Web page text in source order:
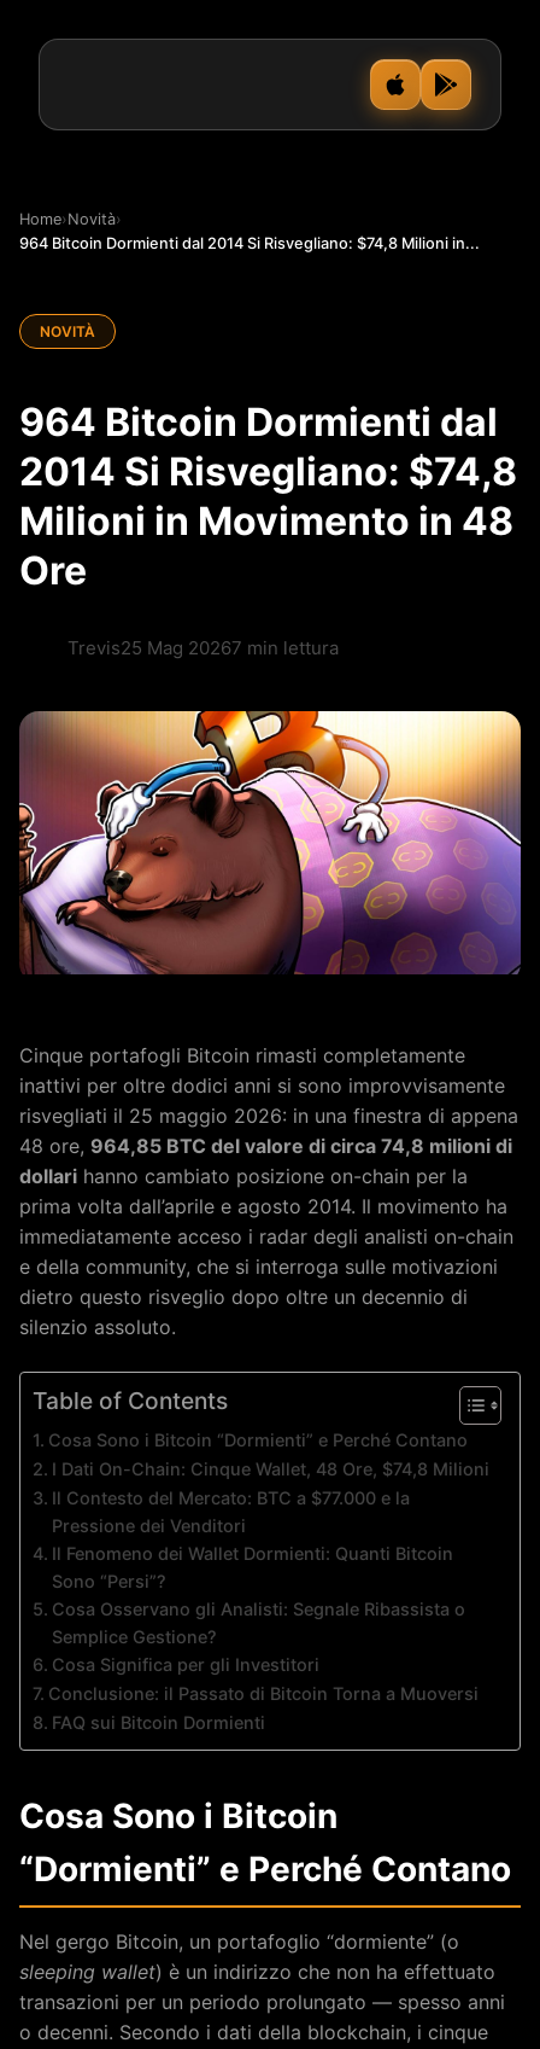
Home›Novità›
964 Bitcoin Dormienti dal 2014 Si Risvegliano: $74,8 Milioni in...
NOVITÀ
964 Bitcoin Dormienti dal
2014 Si Risvegliano: $74,8
Milioni in Movimento in 48
Ore
Trevis25 Mag 20267 min lettura
Cinque portafogli Bitcoin rimasti completamente
inattivi per oltre dodici anni si sono improvvisamente
risvegliati il 25 maggio 2026: in una finestra di appena
48 ore, 964,85 BTC del valore di circa 74,8 milioni di
dollari hanno cambiato posizione on-chain per la
prima volta dall’aprile e agosto 2014. Il movimento ha
immediatamente acceso i radar degli analisti on-chain
e della community, che si interroga sulle motivazioni
dietro questo risveglio dopo oltre un decennio di
silenzio assoluto.
Table of Contents
Cosa Sono i Bitcoin “Dormienti” e Perché Contano
I Dati On-Chain: Cinque Wallet, 48 Ore, $74,8 Milioni
Il Contesto del Mercato: BTC a $77.000 e la
Pressione dei Venditori
Il Fenomeno dei Wallet Dormienti: Quanti Bitcoin
Sono “Persi”?
Cosa Osservano gli Analisti: Segnale Ribassista o
Semplice Gestione?
Cosa Significa per gli Investitori
Conclusione: il Passato di Bitcoin Torna a Muoversi
FAQ sui Bitcoin Dormienti
Cosa Sono i Bitcoin
“Dormienti” e Perché Contano
Nel gergo Bitcoin, un portafoglio “dormiente” (o
sleeping wallet) è un indirizzo che non ha effettuato
transazioni per un periodo prolungato — spesso anni
o decenni. Secondo i dati della blockchain, i cinque